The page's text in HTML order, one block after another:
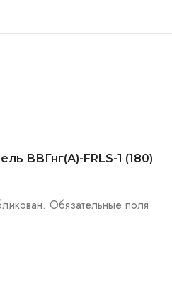
ВВГнг(А)-FRLS-1 (180)
Обязательные поля